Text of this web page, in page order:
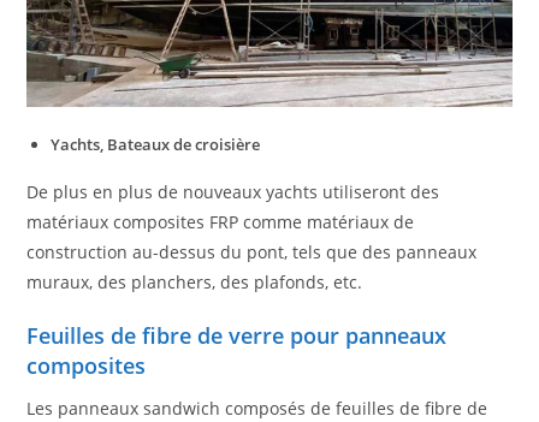
Yachts, Bateaux de croisière
De plus en plus de nouveaux yachts utiliseront des
matériaux composites FRP comme matériaux de
construction au-dessus du pont, tels que des panneaux
muraux, des planchers, des plafonds, etc.
Feuilles de fibre de verre pour panneaux
composites
Les panneaux sandwich composés de feuilles de fibre de